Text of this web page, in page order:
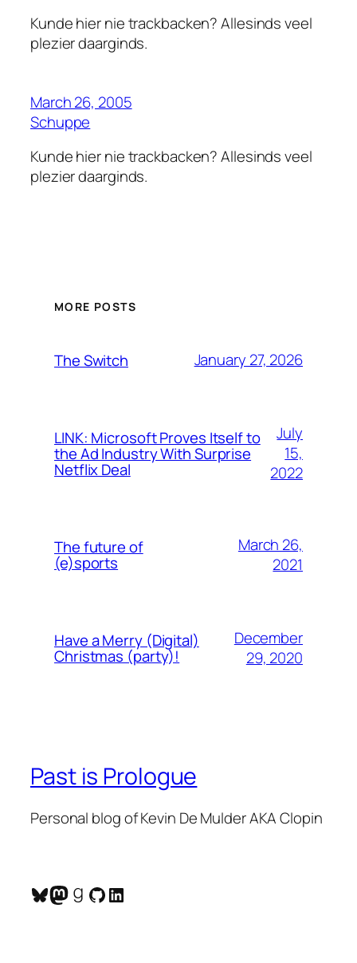
Kunde hier nie trackbacken? Allesinds veel
plezier daarginds.
March 26, 2005
Schuppe
Kunde hier nie trackbacken? Allesinds veel
plezier daarginds.
MORE POSTS
The Switch January 27, 2026
LINK: Microsoft Proves Itself to
the Ad Industry With Surprise
Netflix Deal
July
15,
2022
The future of
(e)sports
March 26,
2021
Have a Merry (Digital)
Christmas (party)!
December
29, 2020
Past is Prologue
Personal blog of Kevin De Mulder AKA Clopin
Bluesky
Mastodon
Goodreads
GitHub
LinkedIn